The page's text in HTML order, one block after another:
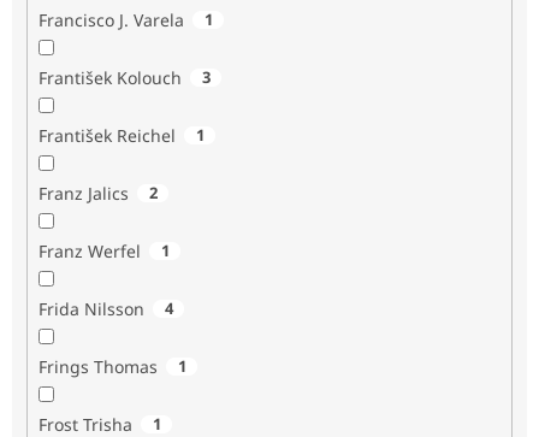
Francisco J. Varela 1
František Kolouch 3
František Reichel 1
Franz Jalics 2
Franz Werfel 1
Frida Nilsson 4
Frings Thomas 1
Frost Trisha 1